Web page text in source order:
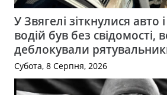
У Звягелі зіткнулися авто
водій був без свідомості,
деблокували
Субота, 8 Серпня, 2026